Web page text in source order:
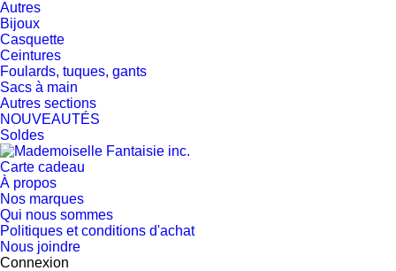
Autres
Bijoux
Casquette
Ceintures
Foulards, tuques, gants
Sacs à main
Autres sections
NOUVEAUTÉS
Soldes
Carte cadeau
À propos
Nos marques
Qui nous sommes
Politiques et conditions d'achat
Nous joindre
Connexion